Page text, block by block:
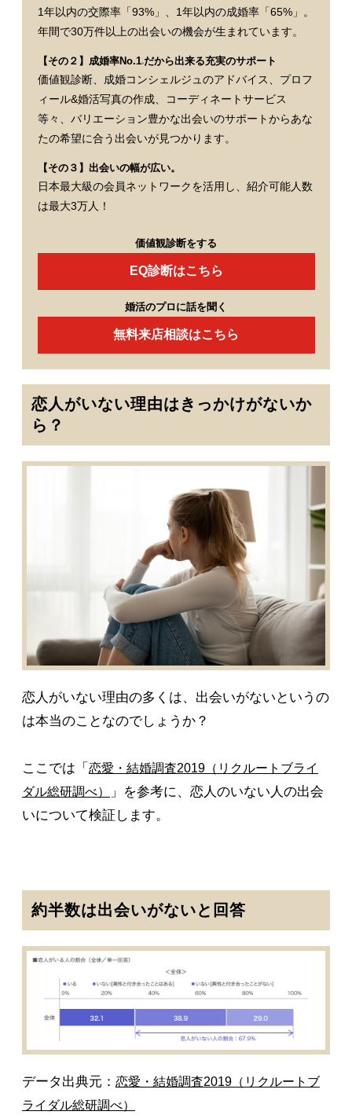
1年以内の交際率「93%」、1年以内の成婚率「65%」。
年間で30万件以上の出会いの機会が生まれています。
【その２】成婚率No.1※だから出来る充実のサポート
価値観診断、成婚コンシェルジュのアドバイス、プロフ
ィール&婚活写真の作成、コーディネートサービス
等々、バリエーション豊かな出会いのサポートからあな
たの希望に合う出会いが見つかります。
【その３】出会いの幅が広い。
日本最大級の会員ネットワークを活用し、紹介可能人数
は最大3万人！
価値観診断をする
EQ診断はこちら
婚活のプロに話を聞く
無料来店相談はこちら
恋人がいない理由はきっかけがないか
ら？
恋人がいない理由の多くは、出会いがないというの
は本当のことなのでしょうか？
ここでは「 恋愛・結婚調査2019（リクルートブライ
ダル総研調べ）
」を参考に、恋人のいない人の出会
いについて検証します。
約半数は出会いがないと回答
データ出典元： 恋愛・結婚調査2019（リクルートブ
ライダル総研調べ）